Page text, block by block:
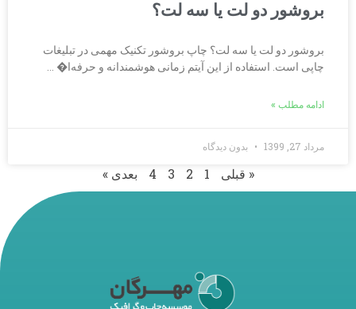
بروشور دو لت یا سه لت؟
بروشور دو لت یا سه لت؟ چاپ بروشور تکنیک مهمی در تبلیغات
چاپی است. استفاده از این آیتم زمانی هوشمندانه و حرفه‌ا� …
ادامه مطلب »
مرداد 27, 1399 بدون دیدگاه
« قبلی 1
2
3
4 بعدی »